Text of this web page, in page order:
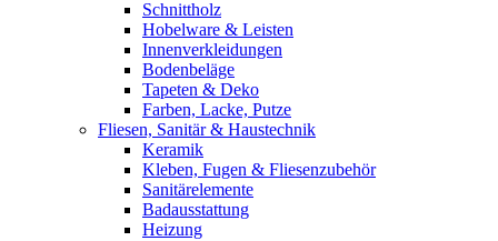
Schnittholz
Hobelware & Leisten
Innenverkleidungen
Bodenbeläge
Tapeten & Deko
Farben, Lacke, Putze
Fliesen, Sanitär & Haustechnik
Keramik
Kleben, Fugen & Fliesenzubehör
Sanitärelemente
Badausstattung
Heizung